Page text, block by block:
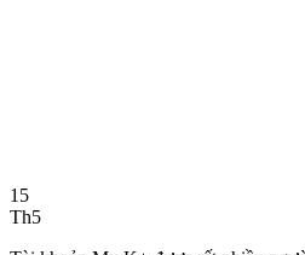
15
Th5